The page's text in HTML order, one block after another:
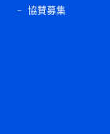
協賛募集